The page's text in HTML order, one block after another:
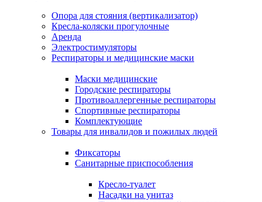
Опора для стояния (вертикализатор)
Кресла-коляски прогулочные
Аренда
Электростимуляторы
Респираторы и медицинские маски
Маски медицинские
Городские респираторы
Противоаллергенные респираторы
Спортивные респираторы
Комплектующие
Товары для инвалидов и пожилых людей
Фиксаторы
Санитарные приспособления
Кресло-туалет
Насадки на унитаз